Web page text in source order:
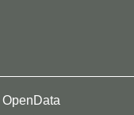
OpenData